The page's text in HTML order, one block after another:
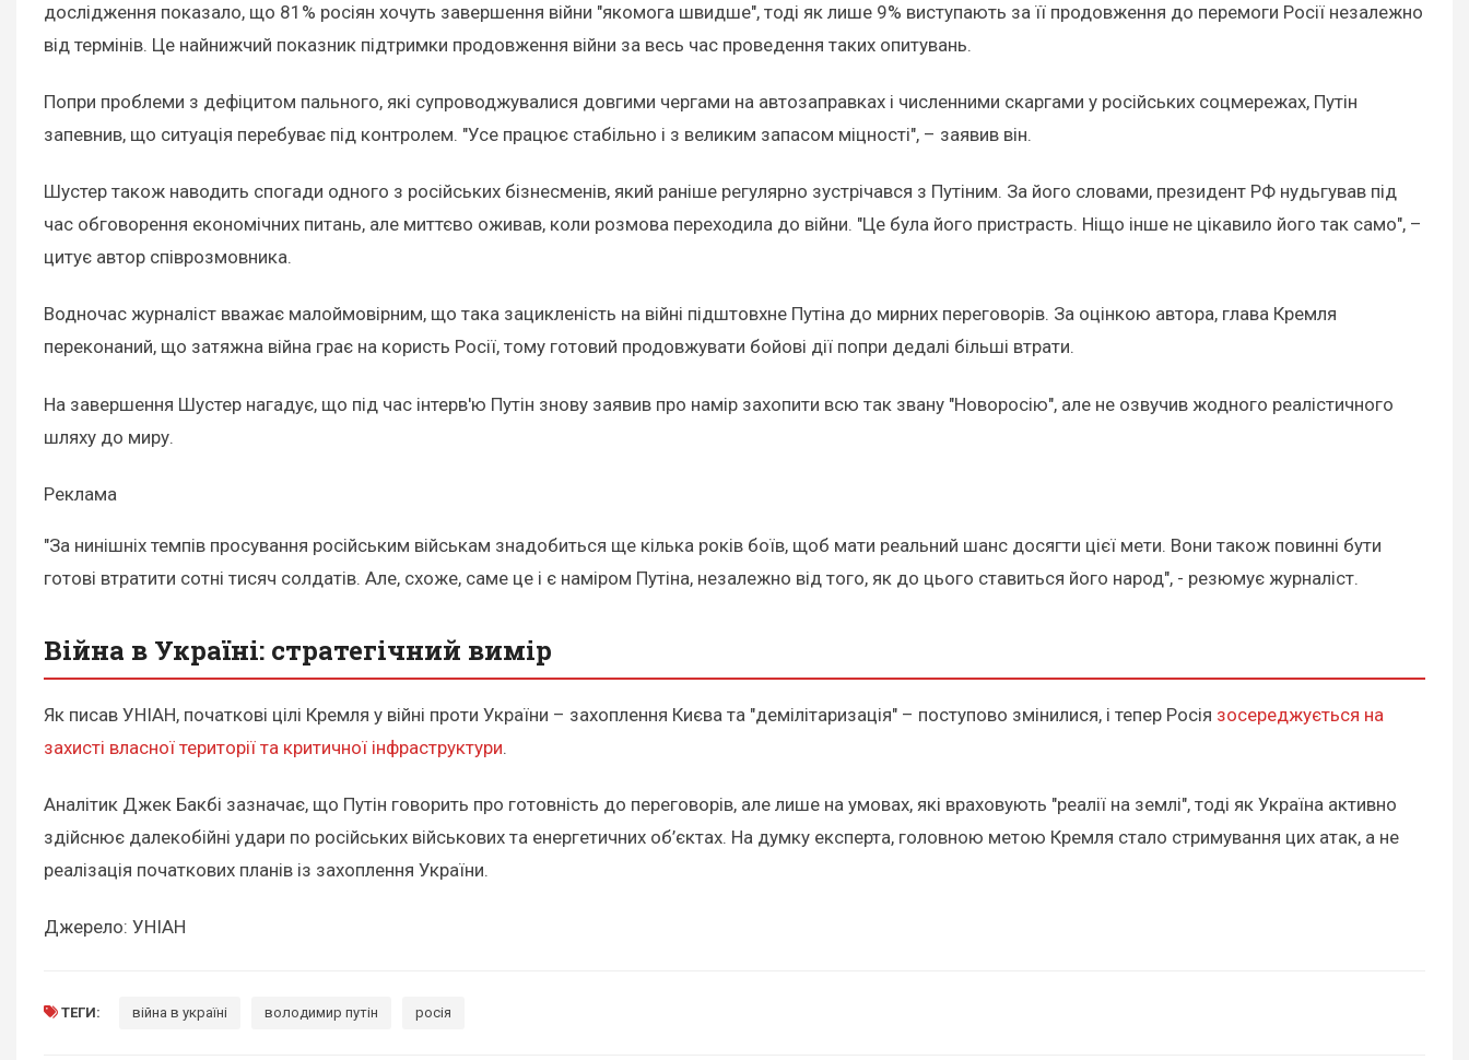
дослідження показало, що 81% росіян хочуть завершення війни "якомога швидше", тоді як лише 9% виступають за її продовження до перемоги Росії незалежно
від термінів. Це найнижчий показник підтримки продовження війни за весь час проведення таких опитувань.
Попри проблеми з дефіцитом пального, які супроводжувалися довгими чергами на автозаправках і численними скаргами у російських соцмережах, Путін
запевнив, що ситуація перебуває під контролем. "Усе працює стабільно і з великим запасом міцності", – заявив він.
Шустер також наводить спогади одного з російських бізнесменів, який раніше регулярно зустрічався з Путіним. За його словами, президент РФ нудьгував під
час обговорення економічних питань, але миттєво оживав, коли розмова переходила до війни. "Це була його пристрасть. Ніщо інше не цікавило його так само", –
цитує автор співрозмовника.
Водночас журналіст вважає малоймовірним, що така зацикленість на війні підштовхне Путіна до мирних переговорів. За оцінкою автора, глава Кремля
переконаний, що затяжна війна грає на користь Росії, тому готовий продовжувати бойові дії попри дедалі більші втрати.
На завершення Шустер нагадує, що під час інтерв'ю Путін знову заявив про намір захопити всю так звану "Новоросію", але не озвучив жодного реалістичного
шляху до миру.
Реклама
"За нинішніх темпів просування російським військам знадобиться ще кілька років боїв, щоб мати реальний шанс досягти цієї мети. Вони також повинні бути
готові втратити сотні тисяч солдатів. Але, схоже, саме це і є наміром Путіна, незалежно від того, як до цього ставиться його народ", - резюмує журналіст.
Війна в Україні: стратегічний вимір
Як писав УНІАН, початкові цілі Кремля у війні проти України – захоплення Києва та "демілітаризація" – поступово змінилися, і тепер Росія зосереджується на
захисті власної території та критичної інфраструктури.
Аналітик Джек Бакбі зазначає, що Путін говорить про готовність до переговорів, але лише на умовах, які враховують "реалії на землі", тоді як Україна активно
здійснює далекобійні удари по російських військових та енергетичних об’єктах. На думку експерта, головною метою Кремля стало стримування цих атак, а не
реалізація початкових планів із захоплення України.
Джерело: УНІАН
ТЕГИ: війна в україні володимир путін росія